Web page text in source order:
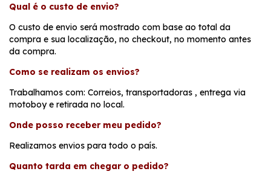
Qual é o custo de envio?
O custo de envio será mostrado com base ao total da
compra e sua localização, no checkout, no momento antes
da compra.
Como se realizam os envios?
Trabalhamos com: Correios, transportadoras , entrega via
motoboy e retirada no local.
Onde posso receber meu pedido?
Realizamos envios para todo o país.
Quanto tarda em chegar o pedido?